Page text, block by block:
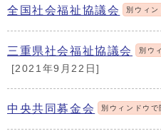
全国社会福祉協議会 別ウィン
三重県社会福祉協議会 別ウ
[2021年9月22日]
中央共同募金会 別ウィンドウで